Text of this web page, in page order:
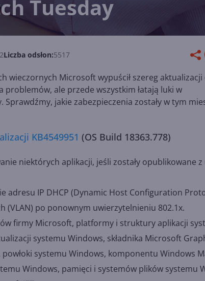
Tuesday
Liczba odsłon:5517
wieczornych Microsoft wypuścił szereg aktualizacji
ale przede wszystkim łatają luki w
jakie zabezpieczenia zostały w tym
KB4549951 (OS Build 18363.778)
niektórych aplikacji, jeśli zostały opublikowane z
adresu IP DHCP (Dynamic Host Configuration
(VLAN) po ponownym uwierzytelnieniu 802.1x.
firmy Microsoft, platformy i struktury aplikacji
systemu Windows, składnika Microsoft
systemu Windows, komponentu Windows
Windows, pamięci i systemów plików systemu